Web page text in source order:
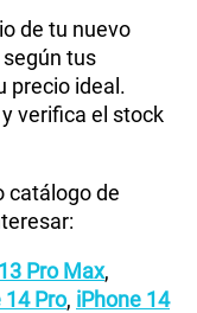
de tu nuevo
tus
precio ideal.
verifica el stock
catálogo de
Pro Max,
14 Pro, iPhone 14